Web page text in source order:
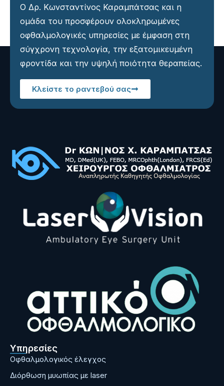
Ο Δρ. Κωνσταντίνος Καραμπάτσας και η
ομάδα του προσφέρουν ολοκληρωμένες
οφθαλμολογικές υπηρεσίες με έμφαση στη
σύγχρονη τεχνολογία, την εξατομικευμένη
φροντίδα και την υψηλή ποιότητα θεραπείας.
Κλείστε το ραντεβού σας
Υπηρεσίες
Οφθαλμολογικός έλεγχος
Διόρθωση μυωπίας με laser